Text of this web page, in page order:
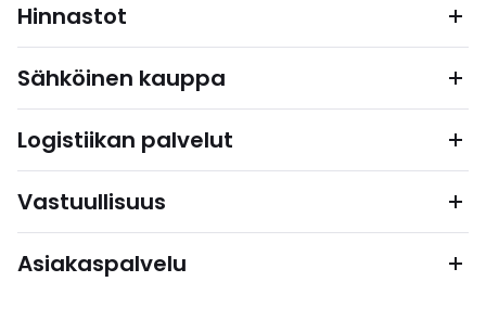
Hinnastot
Sähköinen kauppa
Logistiikan palvelut
Vastuullisuus
Asiakaspalvelu